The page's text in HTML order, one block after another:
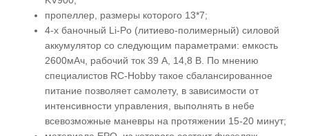
пропеллер, размеры которого 13*7;
4-х баночный Li-Po (литиево-полимерный) силовой
аккумулятор со следующим параметрами: емкость
2600мАч, рабочий ток 39 А, 14,8 В. По мнению
специалистов RC-Hobby такое сбалансированное
питание позволяет самолету, в зависимости от
интенсивности управления, выполнять в небе
всевозможные маневры на протяжении 15-20 минут;